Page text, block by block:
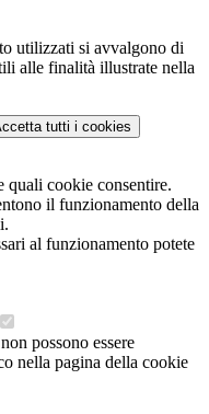
utilizzati si avvalgono di
alle finalità illustrate nella
tutti i cookies
quali cookie consentire.
il funzionamento della
al funzionamento potete
possono essere
nella pagina della cookie